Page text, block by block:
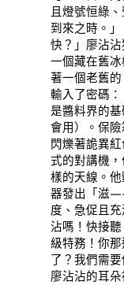
且燈號恒綠
到來之時。
快？」廖沾
一個藏在舊
著一個老舊
輸入了密碼
是醬料界的
會用）。保
閃爍著詭異
式的對講機
樣的天線。
器發出「滋
度、急促且
沾嗎！快接
級特務！你
了？我們需
廖沾沾的耳